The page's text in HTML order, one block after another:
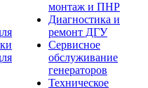
монтаж и ПНР
Диагностика и
ремонт ДГУ
Сервисное
обслуживание
генераторов
Техническое